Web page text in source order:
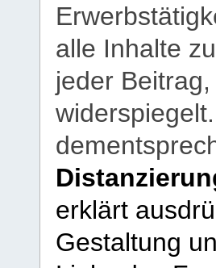
alle Inhalte
jeder
erklärt
Gestaltung